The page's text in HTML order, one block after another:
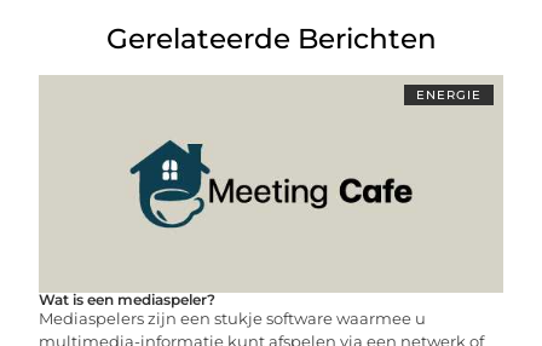
Gerelateerde Berichten
ENERGIE
Wat is een mediaspeler?
Mediaspelers zijn een stukje software waarmee u
multimedia-informatie kunt afspelen via een netwerk of